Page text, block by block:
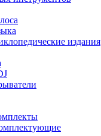
издания